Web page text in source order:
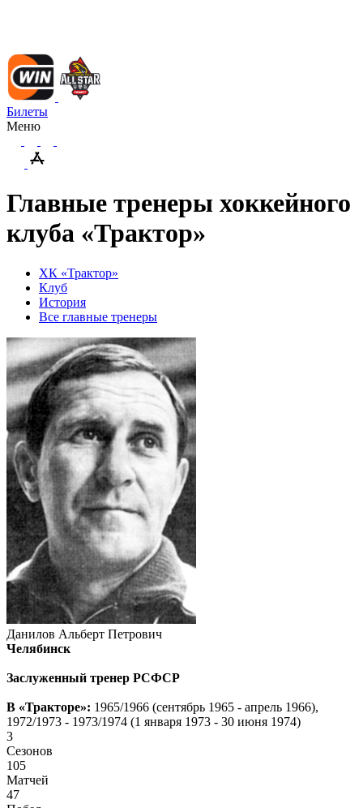
Билеты
Меню
Главные тренеры хоккейного
клуба «Трактор»
ХК «Трактор»
Клуб
История
Все главные тренеры
Данилов Альберт Петрович
Челябинск
Заслуженный тренер РСФСР
В «Тракторе»: 1965/1966 (сентябрь 1965 - апрель 1966),
1972/1973 - 1973/1974 (1 января 1973 - 30 июня 1974)
3
Сезонов
105
Матчей
47